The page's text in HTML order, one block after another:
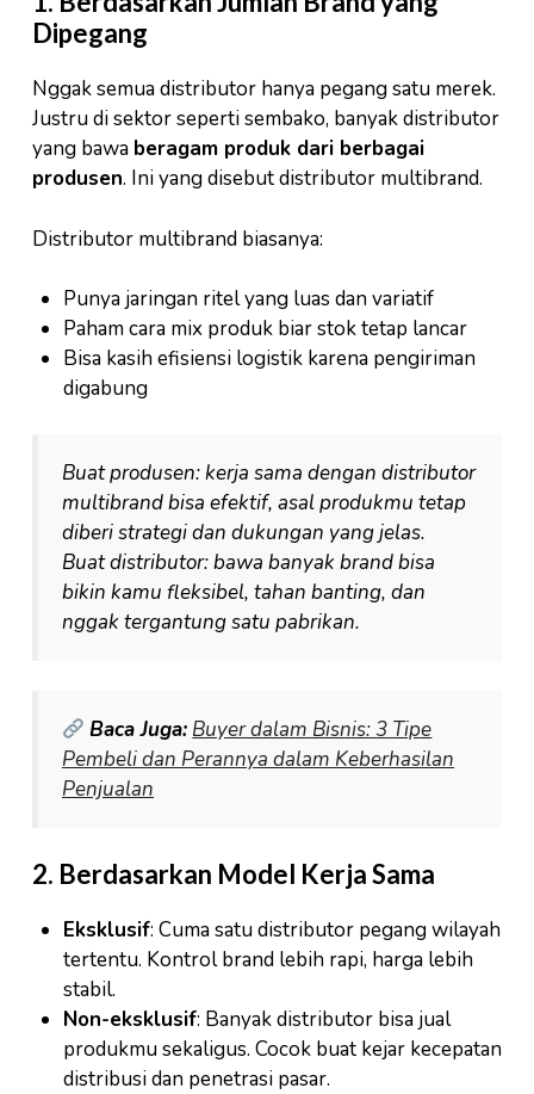
Dipegang
Nggak semua distributor hanya pegang satu merek.
Justru di sektor seperti sembako, banyak distributor
yang bawa beragam produk dari berbagai
produsen. Ini yang disebut distributor multibrand.
Distributor multibrand biasanya:
Punya jaringan ritel yang luas dan variatif
Paham cara mix produk biar stok tetap lancar
Bisa kasih efisiensi logistik karena pengiriman
digabung
Buat produsen: kerja sama dengan distributor
multibrand bisa efektif, asal produkmu tetap
diberi strategi dan dukungan yang jelas.
Buat distributor: bawa banyak brand bisa
bikin kamu fleksibel, tahan banting, dan
nggak tergantung satu pabrikan.
Baca Juga: Buyer dalam Bisnis: 3 Tipe
Pembeli dan Perannya dalam Keberhasilan
Penjualan
2. Berdasarkan Model Kerja Sama
Eksklusif: Cuma satu distributor pegang wilayah
tertentu. Kontrol brand lebih rapi, harga lebih
stabil.
Non-eksklusif: Banyak distributor bisa jual
produkmu sekaligus. Cocok buat kejar kecepatan
distribusi dan penetrasi pasar.